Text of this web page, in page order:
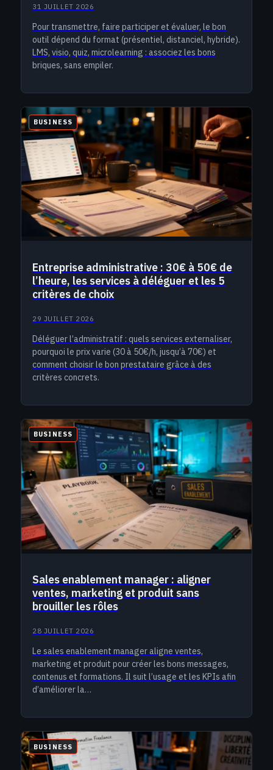
31 JUILLET 2026
Pour transmettre, faire participer et évaluer, le bon
outil dépend du format (présentiel, distanciel, hybride).
LMS, visio, quiz, microlearning : associez les bons
briques, sans empiler.
BUSINESS
Entreprise administrative : 30€ à 50€ de
l’heure, les services à déléguer et les 5
critères de choix
29 JUILLET 2026
Déléguer l’administratif : quels services externaliser,
pourquoi le prix varie (30 à 50€/h, jusqu’à 70€) et
comment choisir le bon prestataire grâce à des
critères concrets.
BUSINESS
Sales enablement manager : aligner
ventes, marketing et produit sans
brouiller les rôles
28 JUILLET 2026
Le sales enablement manager aligne ventes,
marketing et produit pour créer les bons messages,
contenus et formations. Il suit l’usage et les KPIs afin
d’améliorer la…
BUSINESS